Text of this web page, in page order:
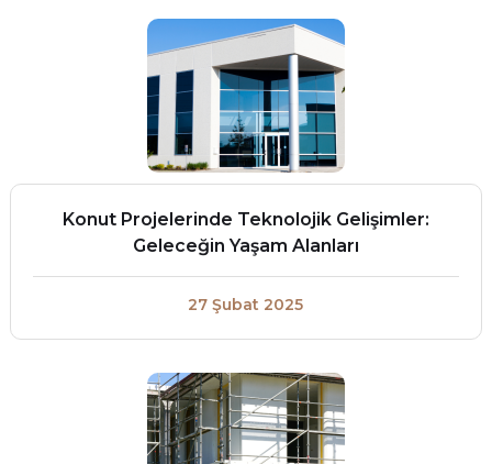
Konut Projelerinde Teknolojik Gelişimler:
Geleceğin Yaşam Alanları
27 Şubat 2025